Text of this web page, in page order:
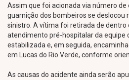
Assim que foi acionada via número de
guarnição dos bombeiros se deslocou
sinistro. A vítima foi retirada de dentro
atendimento pré-hospitalar da equipe
estabilizada e, em seguida,
em Lucas do Rio Verde, conforme
As causas do acidente ainda serão